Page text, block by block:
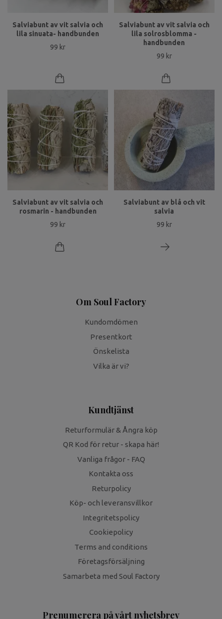
Salviabunt av vit salvia och
lila sinuata- handbunden
99 kr
Salviabunt av vit salvia och
lila solrosblomma -
handbunden
99 kr
Salviabunt av vit salvia och
rosmarin - handbunden
99 kr
Salviabunt av blå och vit
salvia
99 kr
Om Soul Factory
Kundomdömen
Presentkort
Önskelista
Vilka är vi?
Kundtjänst
Returformulär & Ångra köp
QR Kod för retur - skapa här!
Vanliga frågor - FAQ
Kontakta oss
Returpolicy
Köp- och leveransvillkor
Integritetspolicy
Cookiepolicy
Terms and conditions
Företagsförsäljning
Samarbeta med Soul Factory
Prenumerera på vårt nyhetsbrev